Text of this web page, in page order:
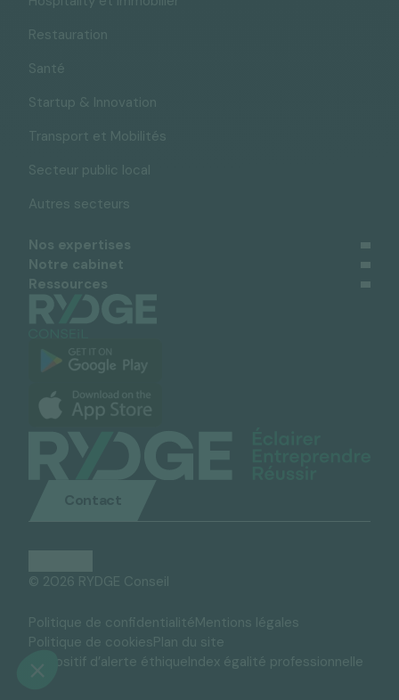
Restauration
Santé
Startup & Innovation
Transport et Mobilités
Secteur public local
Autres secteurs
Nos expertises
Notre cabinet
Ressources
Contact
© 2026 RYDGE Conseil
Politique de confidentialitéMentions légales
Politique de cookiesPlan du site
Dispositif d’alerte éthiqueIndex égalité professionnelle